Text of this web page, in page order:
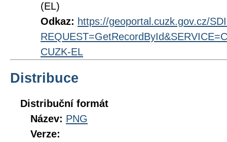
(EL)
Odkaz: https://geoportal.cuzk.gov.cz/
CUZK-EL
Distribuce
Distribuční formát
Název: PNG
Verze: